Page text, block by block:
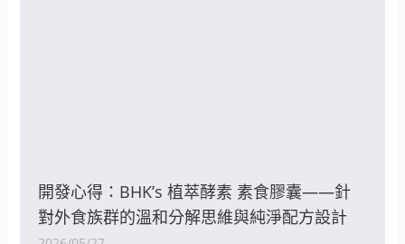
開發心得：BHK’s 植萃酵素 素食膠囊——針
對外食族群的溫和分解思維與純淨配方設計